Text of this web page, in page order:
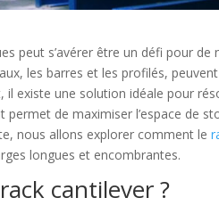
peut s’avérer être un défi pour
les barres et les profilés,
il existe une solution idéale pour
de maximiser l’espace de
nous allons explorer comment le
longues et encombrantes.
cantilever ?